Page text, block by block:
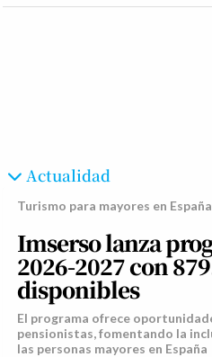
Actualidad
Turismo para mayores en
Imserso lanza
2026-2027 con
disponibles
El programa ofrece
pensionistas, fomentando la
las personas mayores en España